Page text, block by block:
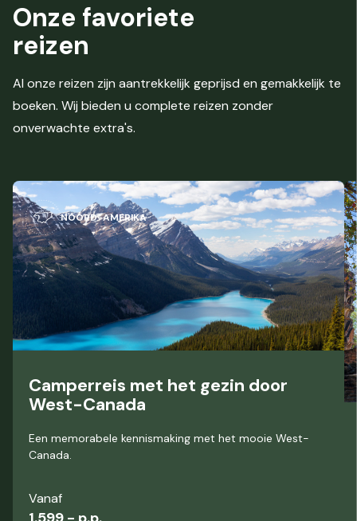
Onze favoriete
reizen
Al onze reizen zijn aantrekkelijk geprijsd en gemakkelijk te
boeken. Wij bieden u complete reizen zonder
onverwachte extra's.
NOORD-AMERIKA
Camperreis met het gezin door
West-Canada
Een memorabele kennismaking met het mooie West-
Canada.
Vanaf